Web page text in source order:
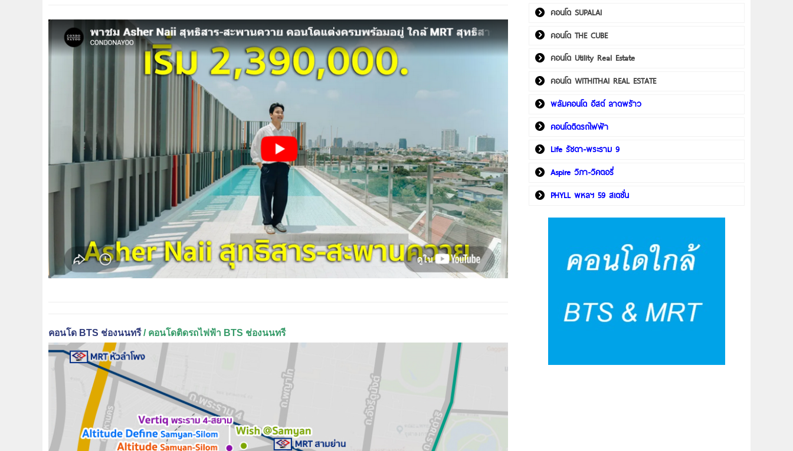
คอนโด BTS ช่องนนทรี/ คอนโดติดรถไฟฟ้า BTS ช่องนนทรี
คอนโด SUPALAI
คอนโด THE CUBE
คอนโด Utility Real Estate
คอนโด WITHITHAI REAL ESTATE
พลัมคอนโด อีสต์ ลาดพร้าว
คอนโดติดรถไฟฟ้า
Life รัชดา-พระราม 9
Aspire วิภา-วิคตอรี่
PHYLL พหลฯ 59 สเตชั่น